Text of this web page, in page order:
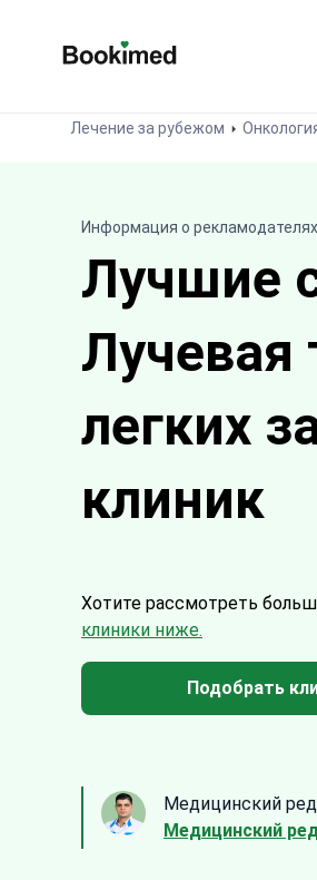
Лечение за рубежом
Информация о рекламодателях
Лучшие
Лучевая
легких
клиник
Хотите рассмотреть
клиники ниже.
Подобрать
Медицинский
Медицинский